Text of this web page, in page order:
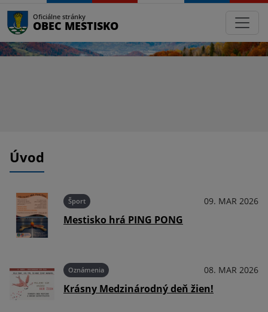
Oficiálne stránky
OBEC MESTISKO
Úvod
Šport 09. MAR 2026
Mestisko hrá PING PONG
Oznámenia 08. MAR 2026
Krásny Medzinárodný deň žien!